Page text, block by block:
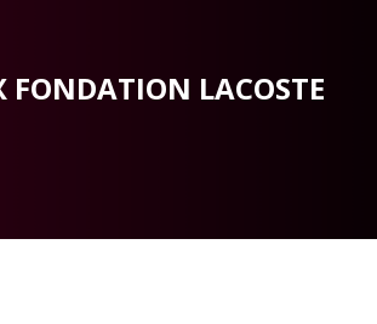
FONDATION LACOSTE